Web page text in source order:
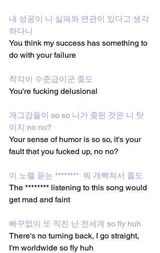
내 성공이 니 실패와 연관이 있다고 생각
하다니
You think my success has something to
do with your failure
착각이 수준급이군 좆도
You're fucking delusional
개그감들이 so so 니가 좆된 것은 니 탓
이지 no no?
Your sense of humor is so so, it's your
fault that you fucked up, no no?
이 노랠 듣는 ********  뭐 개빡쳐서 졸도
The ******** listening to this song would
get mad and faint
빠꾸없이 또 직진 난 전세계 so fly huh
There's no turning back, I go straight,
I'm worldwide so fly huh